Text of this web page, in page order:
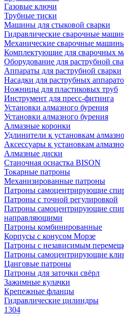
Газовые ключи
Трубные тиски
Машины для стыковой сварки
Гидравлические сварочные
Механические сварочные
Комплектующие для сварочных
Оборудование для раструбной
Аппараты для раструбной сварки
Насадки для раструбных
Ножницы для пластиковых труб
Инструмент для пресс-фитинга
Установки алмазного бурения
Установки алмазного бурения
Алмазные коронки
Удлинители к установкам
Аксессуары к установкам
Алмазные диски
Станочная оснастка BISON
Токарные патроны
Механизированные патроны
Патроны самоцентрирующие
Патроны с точной регулировкой
Патроны самоцентрирующие
направляющими
Патроны комбинированные
Корпусы с конусом Морзе
Патроны с независимым
Патроны самоцентрирующие
Цанговые патроны
Патроны для заточки свёрл
Зажимные кулачки
Крепежные фланцы
Гидравлические цилиндры
1304